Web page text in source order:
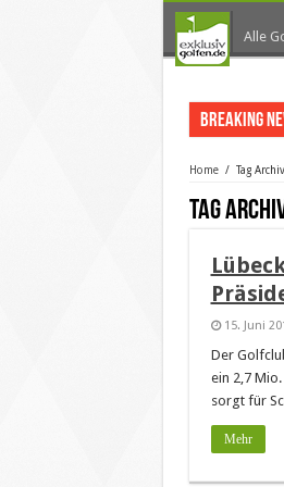
Alle
Breaking
Home / Tag
Tag
15. Juni
Der
ein 2,7
sorgt für
Mehr